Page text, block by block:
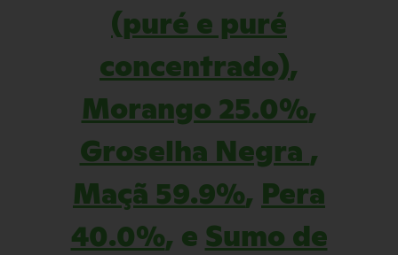
(puré e puré
concentrado),
Morango 25.0%,
Groselha Negra ,
Maçã 59.9%, Pera
40.0%, e Sumo de